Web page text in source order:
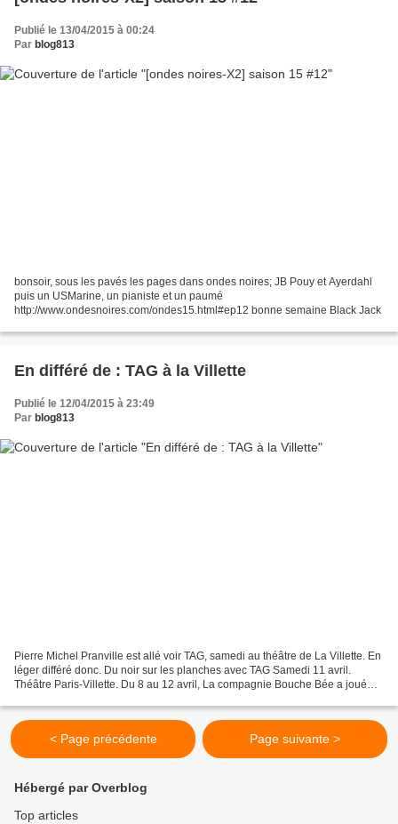
Publié le 13/04/2015 à 00:24
Par blog813
bonsoir, sous les pavés les pages dans ondes noires; JB Pouy et Ayerdahl
puis un USMarine, un pianiste et un paumé
http://www.ondesnoires.com/ondes15.html#ep12 bonne semaine Black Jack
En différé de : TAG à la Villette
Publié le 12/04/2015 à 23:49
Par blog813
Pierre Michel Pranville est allé voir TAG, samedi au théâtre de La Villette. En
léger différé donc. Du noir sur les planches avec TAG Samedi 11 avril.
Théâtre Paris-Villette. Du 8 au 12 avril, La compagnie Bouche Bée a joué
< Page précédente Page suivante >
Hébergé par Overblog
Top articles